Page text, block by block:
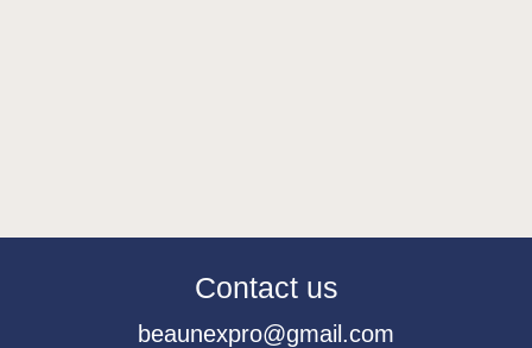
Contact us
beaunexpro@gmail.com